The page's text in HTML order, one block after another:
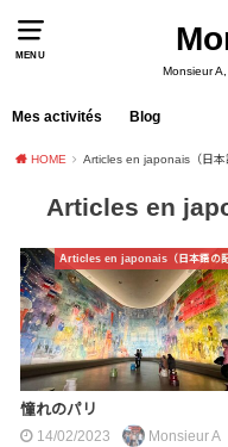
MENU
Monsieur
Mes activités Blog
HOME Articles en japonais（日本
Articles en
Articles en japonais（日本語の記
憧れのパリ
14/02/2023 Monsieur A